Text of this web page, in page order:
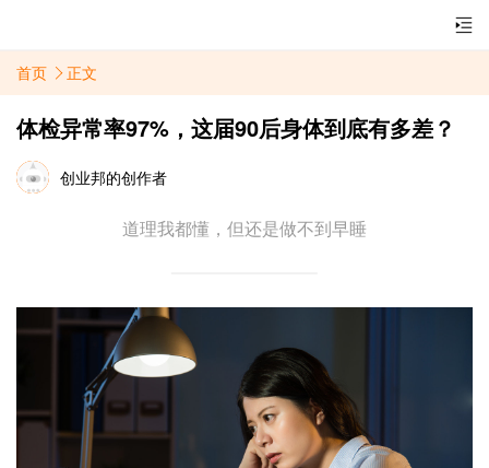
首页 正文
体检异常率97%，这届90后身体到底有多差？
创业邦的创作者
道理我都懂，但还是做不到早睡